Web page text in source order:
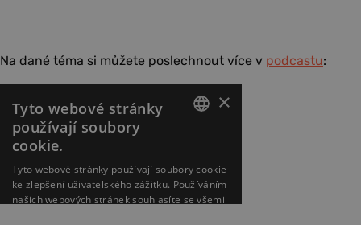
Na dané téma si můžete poslechnout více v podcastu: